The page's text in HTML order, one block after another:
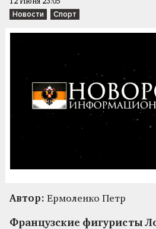
Новости Спорт
Автор: Ермоленко Петр
Французские фигуристы